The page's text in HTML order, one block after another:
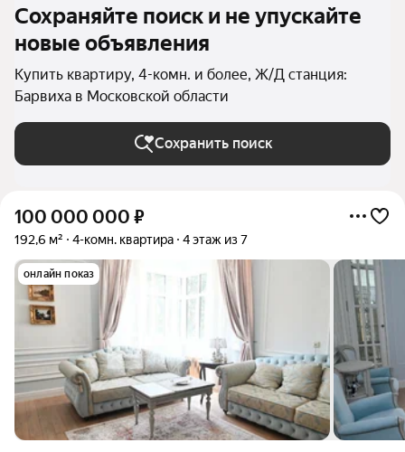
Сохраняйте поиск и не упускайте
новые объявления
Купить квартиру, 4-комн. и более, Ж/Д станция:
Барвиха в Московской области
Сохранить поиск
100 000 000 ₽
192,6 м² 4-комн. квартира 4 этаж из 7
онлайн показ